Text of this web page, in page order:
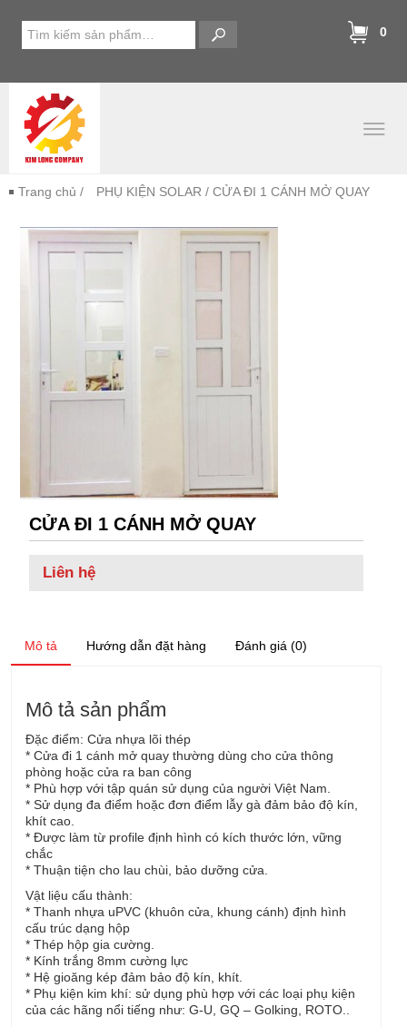
0
Trang chủ / PHỤ KIỆN SOLAR / CỬA ĐI 1 CÁNH MỞ QUAY
CỬA ĐI 1 CÁNH MỞ QUAY
Liên hệ
Mô tả Hướng dẫn đặt hàng Đánh giá (0)
Mô tả sản phẩm
Đặc điểm: Cửa nhựa lõi thép
* Cửa đi 1 cánh mở quay thường dùng cho cửa thông
phòng hoặc cửa ra ban công
* Phù hợp với tập quán sử dụng của người Việt Nam.
* Sử dụng đa điểm hoặc đơn điểm lẫy gà đảm bảo độ kín,
khít cao.
* Được làm từ profile định hình có kích thước lớn, vững
chắc
* Thuận tiện cho lau chùi, bảo dưỡng cửa.
Vật liệu cấu thành:
* Thanh nhựa uPVC (khuôn cửa, khung cánh) định hình
cấu trúc dạng hộp
* Thép hộp gia cường.
* Kính trắng 8mm cường lực
* Hệ gioăng kép đảm bảo độ kín, khít.
* Phụ kiện kim khí: sử dụng phù hợp với các loại phụ kiện
của các hãng nổi tiếng như: G-U, GQ – Golking, ROTO..